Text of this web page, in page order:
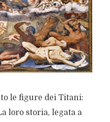
le figure dei Titani:
loro storia, legata a